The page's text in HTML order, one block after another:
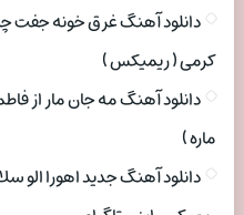
دانلود آهنگ غرق خونه جفت
کرمی ( ریمیکس )
دانلود آهنگ مه جان مار از
ماره )
دانلود آهنگ جدید اهورا الو